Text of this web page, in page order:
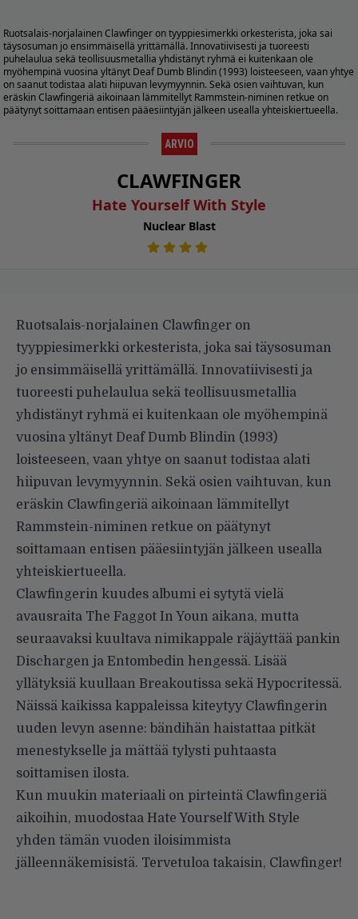
Ruotsalais-norjalainen Clawfinger on tyyppiesimerkki orkesterista, joka sai
täysosuman jo ensimmäisellä yrittämällä. Innovatiivisesti ja tuoreesti
puhelaulua sekä teollisuusmetallia yhdistänyt ryhmä ei kuitenkaan ole
myöhempinä vuosina yltänyt Deaf Dumb Blindin (1993) loisteeseen, vaan yhtye
on saanut todistaa alati hiipuvan levymyynnin. Sekä osien vaihtuvan, kun
eräskin Clawfingeriä aikoinaan lämmitellyt Rammstein-niminen retkue on
päätynyt soittamaan entisen pääesiintyjän jälkeen usealla yhteiskiertueella.
ARVIO
CLAWFINGER
Hate Yourself With Style
Nuclear Blast
Ruotsalais-norjalainen Clawfinger on
tyyppiesimerkki orkesterista, joka sai täysosuman
jo ensimmäisellä yrittämällä. Innovatiivisesti ja
tuoreesti puhelaulua sekä teollisuusmetallia
yhdistänyt ryhmä ei kuitenkaan ole myöhempinä
vuosina yltänyt Deaf Dumb Blindin (1993)
loisteeseen, vaan yhtye on saanut todistaa alati
hiipuvan levymyynnin. Sekä osien vaihtuvan, kun
eräskin Clawfingeriä aikoinaan lämmitellyt
Rammstein-niminen retkue on päätynyt
soittamaan entisen pääesiintyjän jälkeen usealla
yhteiskiertueella.
Clawfingerin kuudes albumi ei sytytä vielä
avausraita The Faggot In Youn aikana, mutta
seuraavaksi kuultava nimikappale räjäyttää pankin
Dischargen ja Entombedin hengessä. Lisää
yllätyksiä kuullaan Breakoutissa sekä Hypocritessä.
Näissä kaikissa kappaleissa kiteytyy Clawfingerin
uuden levyn asenne: bändihän haistattaa pitkät
menestykselle ja mättää tylysti puhtaasta
soittamisen ilosta.
Kun muukin materiaali on pirteintä Clawfingeriä
aikoihin, muodostaa Hate Yourself With Style
yhden tämän vuoden iloisimmista
jälleennäkemisistä. Tervetuloa takaisin, Clawfinger!